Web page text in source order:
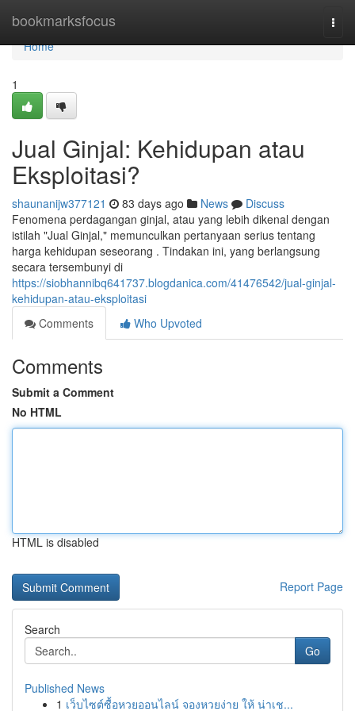
bookmarksfocus
Home
Home
1
Jual Ginjal: Kehidupan atau
Eksploitasi?
shaunanijw377121 83 days ago News
Discuss
Fenomena perdagangan ginjal, atau yang lebih dikenal dengan
istilah "Jual Ginjal," memunculkan pertanyaan serius tentang
harga kehidupan seseorang . Tindakan ini, yang berlangsung
secara tersembunyi di
https://siobhannibq641737.blogdanica.com/41476542/jual-ginjal-
kehidupan-atau-eksploitasi
Comments
Who Upvoted
Comments
Submit a Comment
No HTML
HTML is disabled
Report Page
Search
Go
Published News
1 เว็บไซต์ซื้อหวยออนไลน์ จองหวยง่าย ให้ น่าเช...